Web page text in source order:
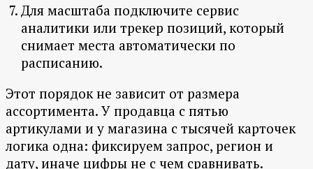
Для масштаба подключите сервис
аналитики или трекер позиций, который
снимает места автоматически по
расписанию.
Этот порядок не зависит от размера
ассортимента. У продавца с пятью
артикулами и у магазина с тысячей карточек
логика одна: фиксируем запрос, регион и
дату, иначе цифры не с чем сравнивать.